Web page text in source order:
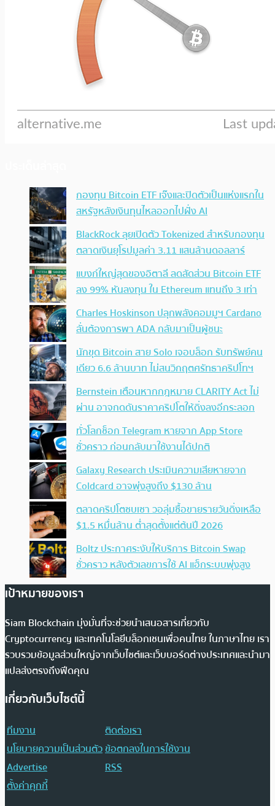
กองทุน Bitcoin ETF เจ๊งและปิดตัวเป็นแห่งแรกใน
สหรัฐหลังเงินทุนไหลออกไปฝั่ง AI
BlackRock ลุยเปิดตัว Tokenized สำหรับกองทุน
ตลาดเงินยุโรปมูลค่า 3.11 แสนล้านดอลลาร์
แบงก์ใหญ่สุดของอิตาลี ลดสัดส่วน Bitcoin ETF
ลง 99% หันลงทุน ใน Ethereum แทนถึง 3 เท่า
Charles Hoskinson ปลุกพลังคอมมูฯ Cardano
ลั่นต้องการพา ADA กลับมาเป็นผู้ชนะ
นักขุด Bitcoin สาย Solo เจอบล็อก รับทรัพย์คน
เดียว 6.6 ล้านบาท ไม่สนวิกฤตศรัทธาคริปโทฯ
Bernstein เตือนหากกฎหมาย CLARITY Act ไม่
ผ่าน อาจกดดันราคาคริปโตให้ดิ่งลงอีกระลอก
ทั่วโลกช็อก Telegram หายจาก App Store
ชั่วคราว ก่อนกลับมาใช้งานได้ปกติ
Galaxy Research ประเมินความเสียหายจาก
Coldcard อาจพุ่งสูงถึง $130 ล้าน
ตลาดคริปโตซบเซา วอลุ่มซื้อขายรายวันดิ่งเหลือ
$1.5 หมื่นล้าน ต่ำสุดตั้งแต่ต้นปี 2026
Boltz ประกาศระงับให้บริการ Bitcoin Swap
ชั่วคราว หลังตัวเลขการใช้ AI แฮ็กระบบพุ่งสูง
เป้าหมายของเรา
Siam Blockchain มุ่งมั่นที่จะช่วยนำเสนอสารเกี่ยวกับ
Cryptocurrency และเทคโนโลยีบล็อกเชนเพื่อคนไทย ในภาษาไทย เรา
รวบรวมข้อมูลส่วนใหญ่จากเว็บไซต์และเว็บบอร์ดต่างประเทศและนำมา
แปลส่งตรงถึงฟีดคุณ
เกี่ยวกับเว็บไซต์นี้
ทีมงาน
ติดต่อเรา
นโยบายความเป็นส่วนตัวข้อตกลงในการใช้งาน
Advertise
RSS
ตั้งค่าคุกกี้